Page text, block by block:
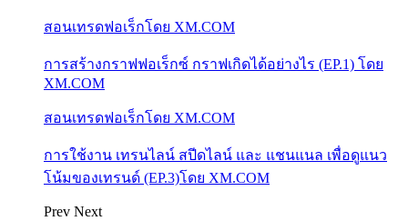
สอนเทรดฟอเร็กโดย XM.COM
การสร้างกราฟฟอเร็กซ์ กราฟเกิดได้อย่างไร (EP.1) โดย
XM.COM
สอนเทรดฟอเร็กโดย XM.COM
การใช้งาน เทรนไลน์ สปีดไลน์ และ แชนแนล เพื่อดูแนว
โน้มของเทรนด์ (EP.3)โดย XM.COM
Prev Next